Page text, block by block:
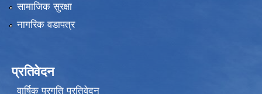
सामाजिक सुरक्षा
नागरिक वडापत्र
प्रतिवेदन
वार्षिक प्रगति प्रतिवेदन